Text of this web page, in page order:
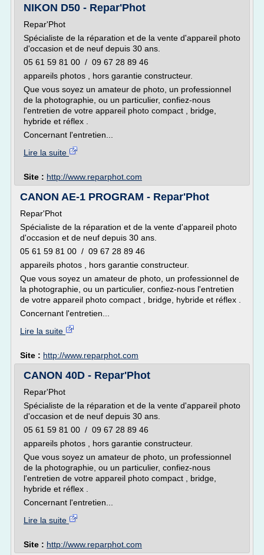
NIKON D50 - Repar'Phot
Repar'Phot
Spécialiste de la réparation et de la vente d'appareil photo
d'occasion et de neuf depuis 30 ans.
05 61 59 81 00 / 09 67 28 89 46
appareils photos , hors garantie constructeur.
Que vous soyez un amateur de photo, un professionnel
de la photographie, ou un particulier, confiez-nous
l'entretien de votre appareil photo compact , bridge,
hybride et réflex .
Concernant l'entretien...
Lire la suite
Site : http://www.reparphot.com
CANON AE-1 PROGRAM - Repar'Phot
Repar'Phot
Spécialiste de la réparation et de la vente d'appareil photo
d'occasion et de neuf depuis 30 ans.
05 61 59 81 00 / 09 67 28 89 46
appareils photos , hors garantie constructeur.
Que vous soyez un amateur de photo, un professionnel de
la photographie, ou un particulier, confiez-nous l'entretien
de votre appareil photo compact , bridge, hybride et réflex .
Concernant l'entretien...
Lire la suite
Site : http://www.reparphot.com
CANON 40D - Repar'Phot
Repar'Phot
Spécialiste de la réparation et de la vente d'appareil photo
d'occasion et de neuf depuis 30 ans.
05 61 59 81 00 / 09 67 28 89 46
appareils photos , hors garantie constructeur.
Que vous soyez un amateur de photo, un professionnel
de la photographie, ou un particulier, confiez-nous
l'entretien de votre appareil photo compact , bridge,
hybride et réflex .
Concernant l'entretien...
Lire la suite
Site : http://www.reparphot.com